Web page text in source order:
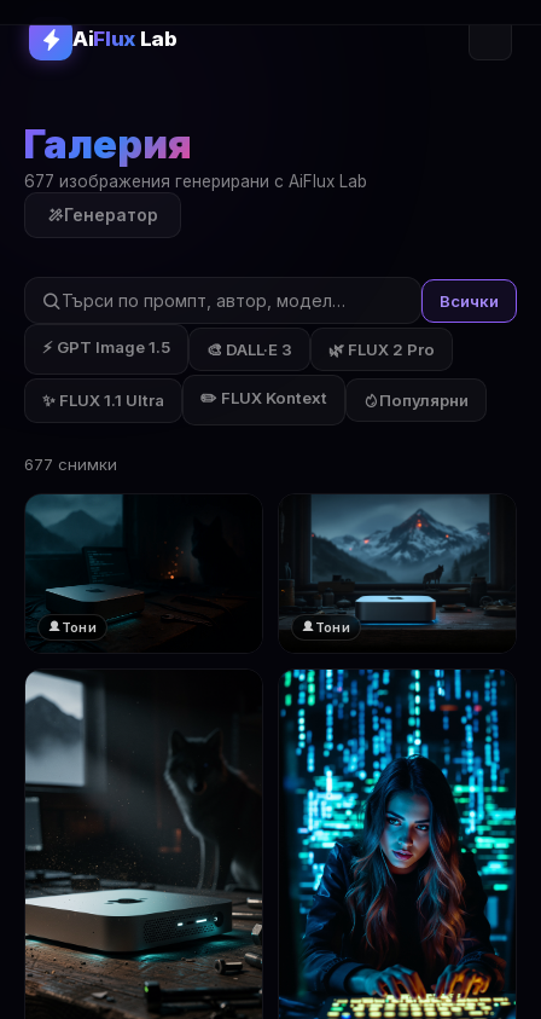
AiFluxLab
Галерия
677 изображения генерирани с AiFlux Lab
Генератор
Всички
⚡ GPT Image 1.5 🎨 DALL·E 3 🌿 FLUX 2 Pro
✨ FLUX 1.1 Ultra ✏️ FLUX Kontext Популярни
677 снимки
Тони Тони